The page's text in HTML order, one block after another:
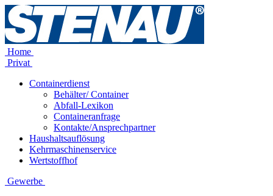
Home
Privat
Containerdienst
Behälter/ Container
Abfall-Lexikon
Containeranfrage
Kontakte/Ansprechpartner
Haushaltsauflösung
Kehrmaschinenservice
Wertstoffhof
Gewerbe